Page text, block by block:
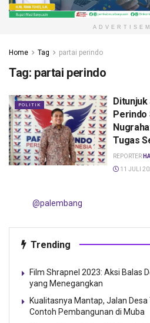
Home Tag partai perindo
Tag: partai perindo
POLITIK
Ditunjuk
Perindo
Tugas
REPORTER
11 JULI
@palembang
Trending
Film Shrapnel 2023: Aksi Balas
yang Menegangkan
Kualitasnya Mantap, Jalan
Contoh Pembangunan di Muba